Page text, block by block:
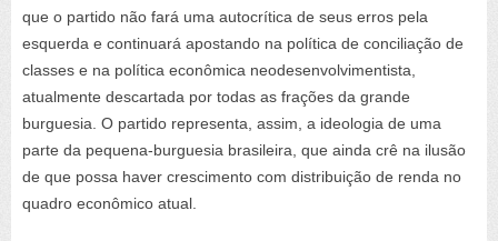
que o partido não fará uma autocrítica de seus erros pela
esquerda e continuará apostando na política de conciliação de
classes e na política econômica neodesenvolvimentista,
atualmente descartada por todas as frações da grande
burguesia. O partido representa, assim, a ideologia de uma
parte da pequena-burguesia brasileira, que ainda crê na ilusão
de que possa haver crescimento com distribuição de renda no
quadro econômico atual.